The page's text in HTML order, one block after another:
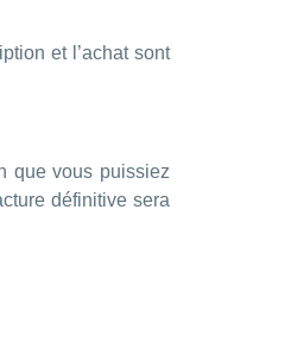
et l’achat sont
que vous puissiez
définitive sera